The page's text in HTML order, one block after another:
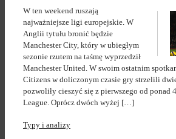
W ten weekend ruszają
najważniejsze ligi europejskie. W
Anglii tytułu bronić będzie
Manchester City, który w ubiegłym
sezonie rzutem na taśmę wyprzedził
Manchester United. W swoim ostatnim
Citizens w doliczonym czasie gry strzelili
pozwoliły cieszyć się z pierwszego od ponad
League. Oprócz dwóch wyżej […]
Typy i analizy